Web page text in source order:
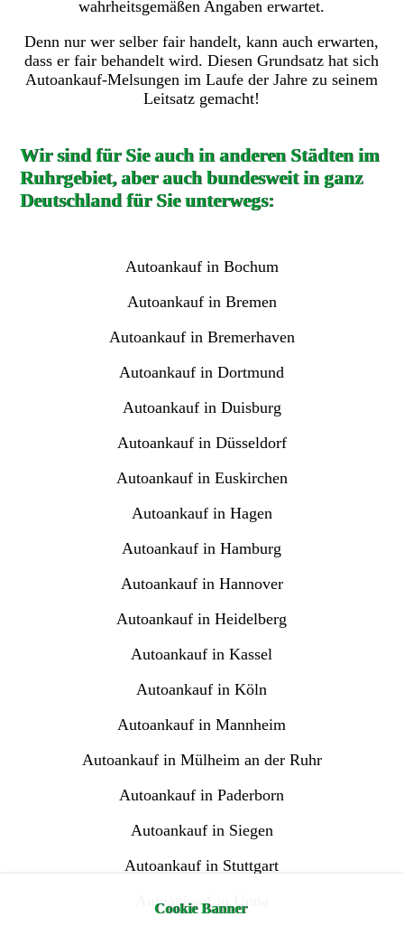
Cookie Banner
wahrheitsgemäßen Angaben erwartet.
Denn nur wer selber fair handelt, kann auch erwarten,
dass er fair behandelt wird. Diesen Grundsatz hat sich
Autoankauf-Melsungen im Laufe der Jahre zu seinem
Leitsatz gemacht!
Wir sind für Sie auch in anderen Städten im
Ruhrgebiet, aber auch bundesweit in ganz
Deutschland für Sie unterwegs:
Autoankauf in Bochum
Autoankauf in Bremen
Autoankauf in Bremerhaven
Autoankauf in Dortmund
Autoankauf in Duisburg
Autoankauf in Düsseldorf
Autoankauf in Euskirchen
Autoankauf in Hagen
Autoankauf in Hamburg
Autoankauf in Hannover
Autoankauf in Heidelberg
Autoankauf in Kassel
Autoankauf in Köln
Autoankauf in Mannheim
Autoankauf in Mülheim an der Ruhr
Autoankauf in Paderborn
Autoankauf in Siegen
Autoankauf in Stuttgart
Autoankauf in Unna